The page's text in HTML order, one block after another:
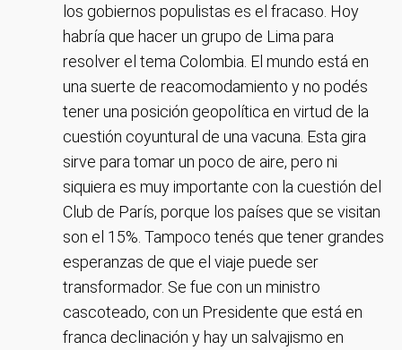
los gobiernos populistas es el fracaso. Hoy
habría que hacer un grupo de Lima para
resolver el tema Colombia. El mundo está en
una suerte de reacomodamiento y no podés
tener una posición geopolítica en virtud de la
cuestión coyuntural de una vacuna. Esta gira
sirve para tomar un poco de aire, pero ni
siquiera es muy importante con la cuestión del
Club de París, porque los países que se visitan
son el 15%. Tampoco tenés que tener grandes
esperanzas de que el viaje puede ser
transformador. Se fue con un ministro
cascoteado, con un Presidente que está en
franca declinación y hay un salvajismo en